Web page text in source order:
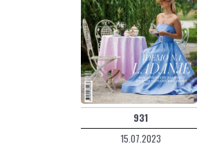
931
15.07.2023